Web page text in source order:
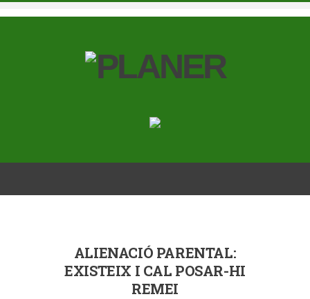
ALIENACIÓ PARENTAL:
EXISTEIX I CAL POSAR-HI
REMEI